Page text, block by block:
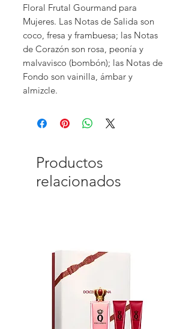
Floral Frutal Gourmand para
Mujeres. Las Notas de Salida son
coco, fresa y frambuesa; las Notas
de Corazón son rosa, peonía y
malvavisco (bombón); las Notas de
Fondo son vainilla, ámbar y
almizcle.
Productos
relacionados